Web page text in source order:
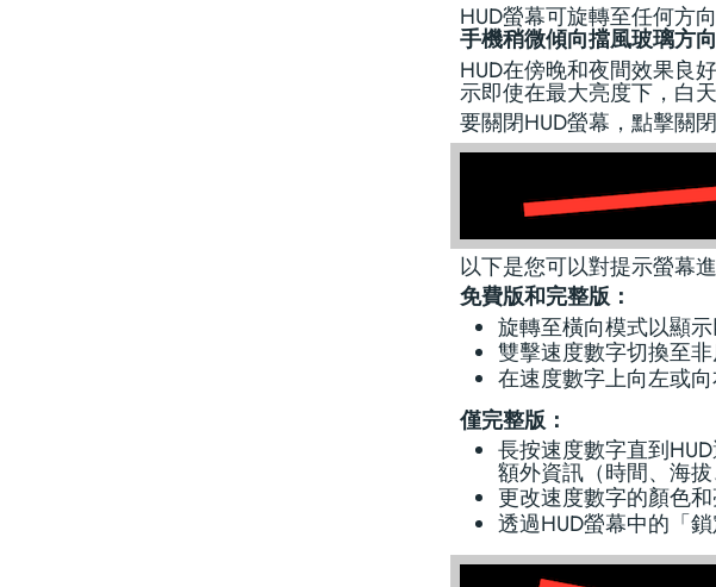
HUD螢幕可旋轉至任何方
手機稍微傾向擋風玻璃方
HUD在傍晚和夜間效果良
示即使在最大亮度下，白
要關閉HUD螢幕，點擊關
以下是您可以對提示螢幕
免費版和完整版：
旋轉至橫向模式以顯示
雙擊速度數字切換至非
在速度數字上向左或向
僅完整版：
長按速度數字直到
額外資訊（時間、海拔
更改速度數字的顏色
透過HUD螢幕中的「